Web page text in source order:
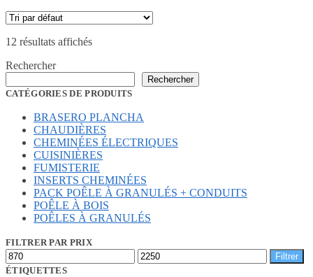
4320,00 €.
actuel
12 résultats affichés
Rechercher
Rechercher
CATÉGORIES DE PRODUITS
BRASERO PLANCHA
CHAUDIÈRES
CHEMINÉES ÉLECTRIQUES
CUISINIÈRES
FUMISTERIE
INSERTS CHEMINÉES
PACK POÊLE À GRANULÉS + CONDUITS
POÊLE À BOIS
POÊLES À GRANULÉS
FILTRER PAR PRIX
Prix
min
Prix
max
Filtrer
ÉTIQUETTES